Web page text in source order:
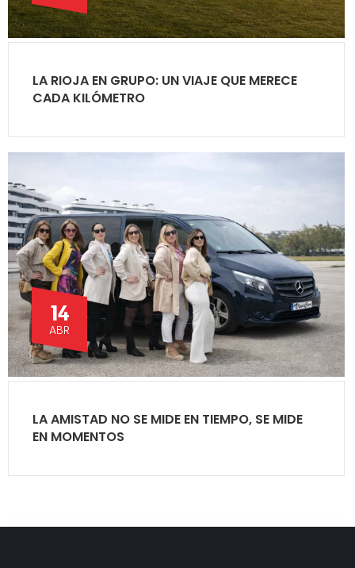
LA RIOJA EN GRUPO: UN VIAJE QUE MERECE
CADA KILÓMETRO
14
ABR
LA AMISTAD NO SE MIDE EN TIEMPO, SE MIDE
EN MOMENTOS